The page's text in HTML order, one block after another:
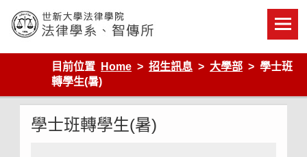
content
世新大學法律學院-法律學系-智慧財產暨科技法律研究所
目前位置
Home 招生訊息 大學部
學士班
轉學生(暑)
學士班轉學生(暑)